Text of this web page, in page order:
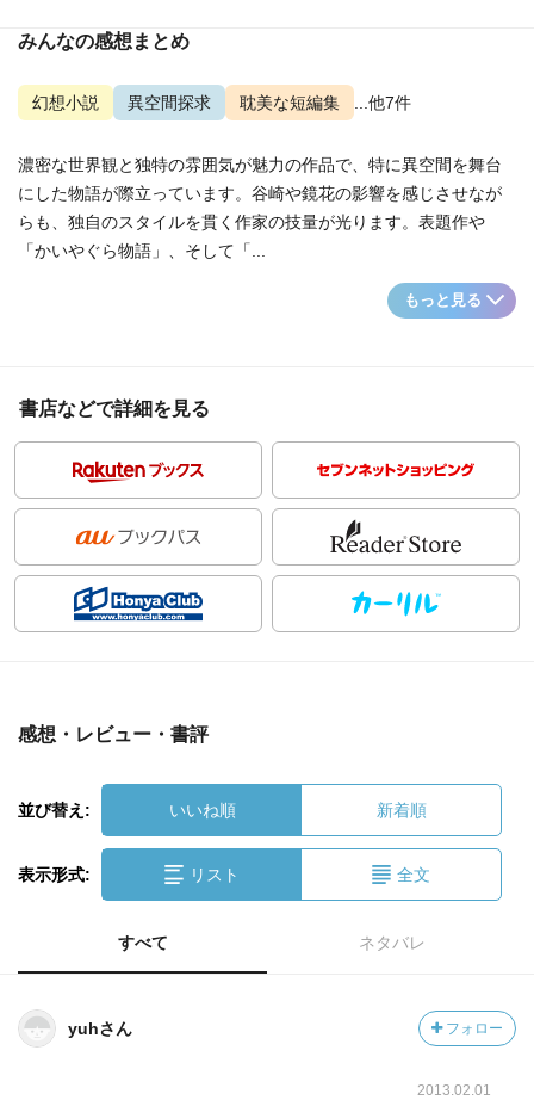
みんなの感想まとめ
幻想小説 異空間探求 耽美な短編集 ...他7件
濃密な世界観と独特の雰囲気が魅力の作品で、特に異空間を舞台
にした物語が際立っています。谷崎や鏡花の影響を感じさせなが
らも、独自のスタイルを貫く作家の技量が光ります。表題作や
「かいやぐら物語」、そして「...
もっと見る
書店などで詳細を見る
感想・レビュー・書評
並び替え: いいね順 新着順
表示形式: リスト 全文
すべて ネタバレ
yuhさん フォロー
2013.02.01